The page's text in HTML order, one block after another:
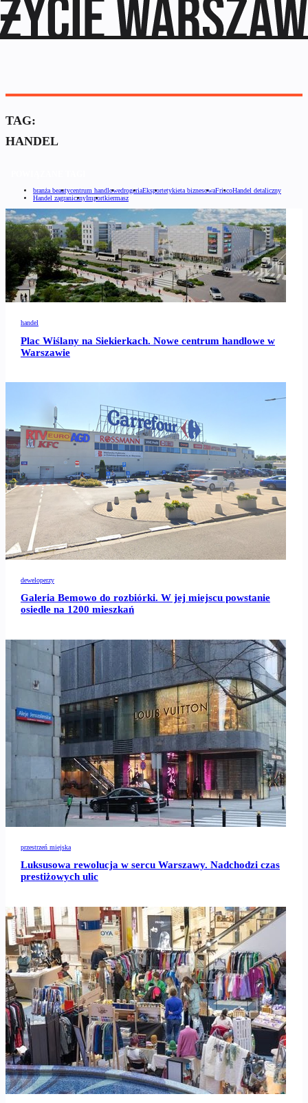
TAG:
HANDEL
branża beautycentrum handlowedrogeriaEksportetykieta biznesowaFriscoHandel detaliczny
Handel zagranicznyImportkiermasz
handel
Plac Wiślany na Siekierkach. Nowe centrum handlowe w
Warszawie
deweloperzy
Galeria Bemowo do rozbiórki. W jej miejscu powstanie
osiedle na 1200 mieszkań
przestrzeń miejska
Luksusowa rewolucja w sercu Warszawy. Nadchodzi czas
prestiżowych ulic